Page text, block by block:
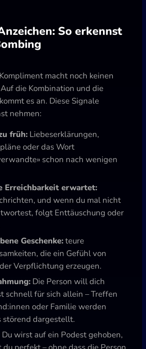
So erkennst
macht noch keinen
die Kombination und die
es an. Diese Signale
nehmen:
früh: Liebeserklärungen,
oder das Wort
schon nach wenigen
Erreichbarkeit erwartet:
und wenn du mal nicht
folgt Enttäuschung oder
Geschenke:teure
die ein Gefühl von
Verpflichtung erzeugen.
Die Person will dich
schnell für sich allein – Treffen
oder Familie werden
störend dargestellt.
Du wirst auf ein Podest gehoben,